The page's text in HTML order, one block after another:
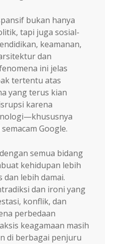
bukan hanya
tapi juga sosial-
keamanan,
dan
ini jelas
tertentu atas
yang terus kian
karena
Google.
semua bidang
kehidupan lebih
lebih damai.
dan ironi yang
konflik, dan
perbedaan
keagamaan masih
di berbagai penjuru